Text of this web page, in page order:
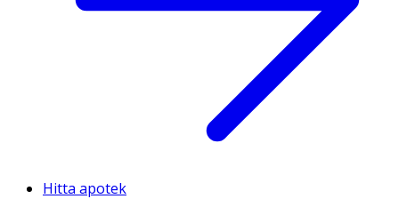
Hitta apotek